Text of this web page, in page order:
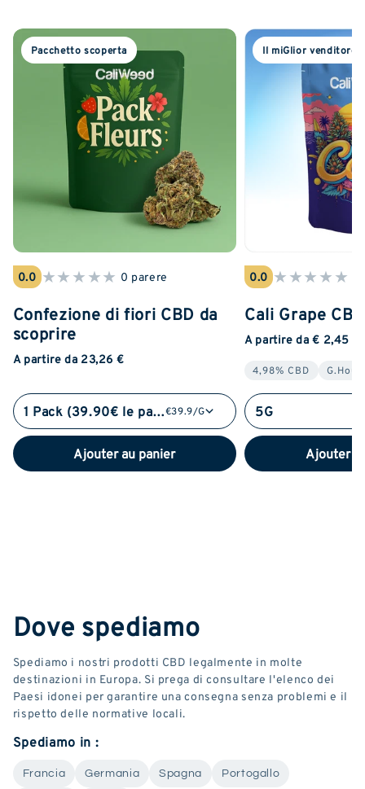
Pacchetto scoperta
0.0 ★★★★★ 0 parere
Confezione di fiori CBD da
scoprire
A partire da 23,26 €
1 Pack (39.90€ le pack)€39.9/G
Ajouter au panier
Il miGlior venditore
0.0 ★★★★★
Cali Grape CBD
A partire da € 2,45
4,98% CBD
5G
Ajouter
Dove spediamo
Spediamo i nostri prodotti CBD legalmente in molte
destinazioni in Europa. Si prega di consultare l'elenco dei
Paesi idonei per garantire una consegna senza problemi e il
rispetto delle normative locali.
Spediamo in :
Francia Germania Spagna Portogallo